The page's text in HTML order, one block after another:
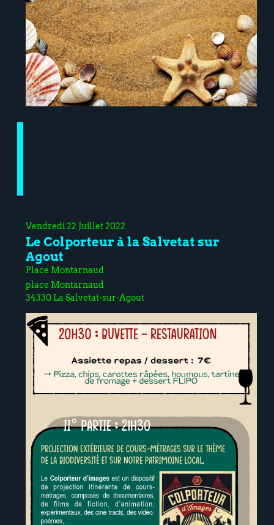
Vendredi 22 Juillet 2022
Le Colporteur à la Salvetat sur
Agout
Place Montarnaud
place Montarnaud
34330 La Salvetat-sur-Agout